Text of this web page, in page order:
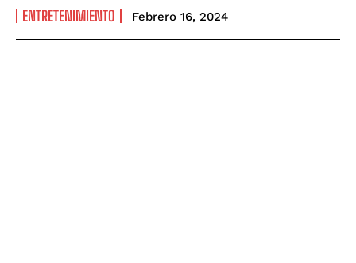
ENTRETENIMIENTO Febrero 16, 2024